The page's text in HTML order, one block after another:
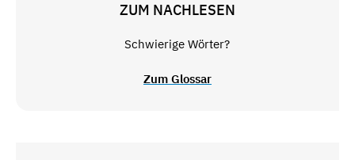
ZUM NACHLESEN
Schwierige Wörter?
Zum Glossar